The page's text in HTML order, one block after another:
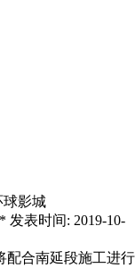
球影城
发表时间: 2019-10-
合南延段施工进行